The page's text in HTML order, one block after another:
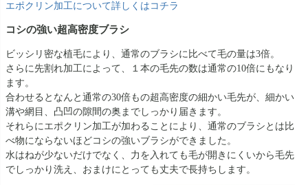
エポクリン加工について詳しくはコチラ
コシの強い超高密度ブラシ
ビッシリ密な植毛により、通常のブラシに比べて毛の量は3倍。
さらに先割れ加工によって、１本の毛先の数は通常の10倍にもなり
ます。
合わせるとなんと通常の30倍もの超高密度の細かい毛先が、細かい
溝や網目、凸凹の隙間の奥までしっかり届きます。
それらにエポクリン加工が加わることにより、通常のブラシとは比
べ物にならないほどコシの強いブラシができました。
水はねが少ないだけでなく、力を入れても毛が開きにくいから毛先
でしっかり洗え、おまけにとっても丈夫で長持ちします。